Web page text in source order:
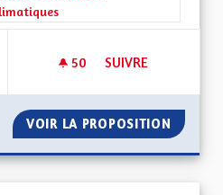
50 50 ABONNÉS
SUIVRE
VOIR LA PROPOSITION